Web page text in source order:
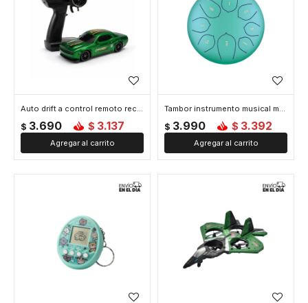
Auto drift a control remoto recargable - Verde
$ 3.690 $ 3.137
Tambor instrumento musical mediano - Verde
$ 3.990 $ 3.392